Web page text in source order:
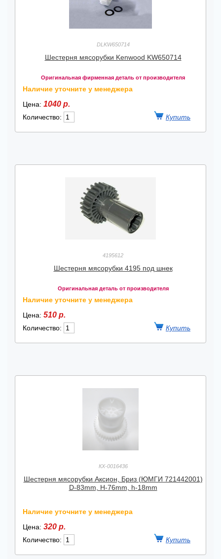
DLKW650714
Шестерня мясорубки Kenwood KW650714
Оригинальная фирменная деталь от производителя
Наличие уточните у менеджера
Цена: 1040 р.
Количество:
4195612
Шестерня мясорубки 4195 под шнек
Оригинальная деталь от производителя
Наличие уточните у менеджера
Цена: 510 р.
Количество:
КХ-0016436
Шестерня мясорубки Аксион, Бриз (ЮМГИ 721442001)
D-83mm, H-76mm, h-18mm
Наличие уточните у менеджера
Цена: 320 р.
Количество: